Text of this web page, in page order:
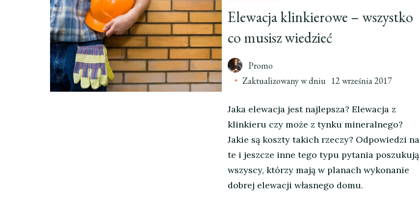
Elewacja klinkierowe – wszystko
co musisz wiedzieć
Promo
Zaktualizowany w dniu 12 września 2017
Jaka elewacja jest najlepsza? Elewacja z
klinkieru czy może z tynku mineralnego?
Jakie są koszty takich rzeczy? Odpowiedzi na
te i jeszcze inne tego typu pytania poszukują
wszyscy, którzy mają w planach wykonanie
dobrej elewacji własnego domu.